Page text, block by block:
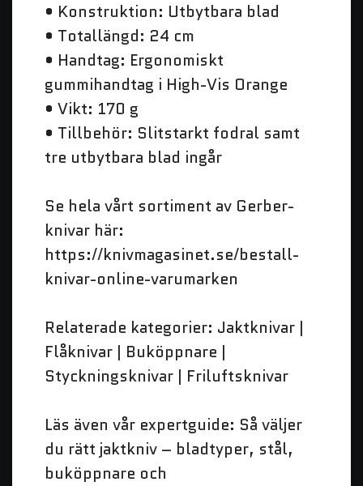
• Konstruktion: Utbytbara blad
• Totallängd: 24 cm
• Handtag: Ergonomiskt
gummihandtag i High-Vis Orange
• Vikt: 170 g
• Tillbehör: Slitstarkt fodral samt
tre utbytbara blad ingår
Se hela vårt sortiment av Gerber-
knivar här:
https://knivmagasinet.se/bestall-
knivar-online-varumarken
Relaterade kategorier: Jaktknivar |
Flåknivar | Buköppnare |
Styckningsknivar | Friluftsknivar
Läs även vår expertguide: Så väljer
du rätt jaktkniv – bladtyper, stål,
buköppnare och